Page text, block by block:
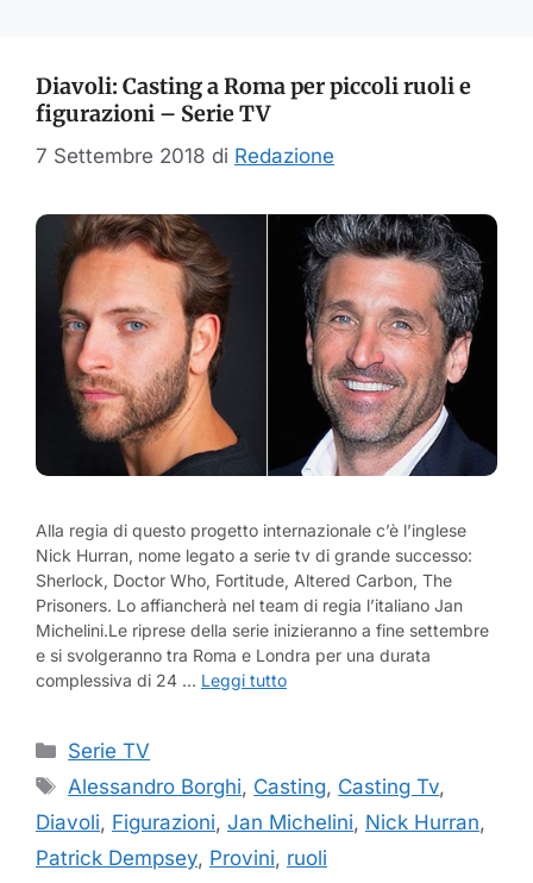
Diavoli: Casting a Roma per piccoli ruoli e
figurazioni – Serie TV
7 Settembre 2018 di Redazione
Alla regia di questo progetto internazionale c’è l’inglese
Nick Hurran, nome legato a serie tv di grande successo:
Sherlock, Doctor Who, Fortitude, Altered Carbon, The
Prisoners. Lo affiancherà nel team di regia l’italiano Jan
Michelini.Le riprese della serie inizieranno a fine settembre
e si svolgeranno tra Roma e Londra per una durata
complessiva di 24 … Leggi tutto
Categorie
Serie TV
Tag
Alessandro Borghi, Casting, Casting Tv,
Diavoli, Figurazioni, Jan Michelini, Nick Hurran,
Patrick Dempsey, Provini, ruoli